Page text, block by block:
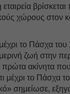
χώρους στον
το Πάσχα
ζωή στην
πρώτα ακίνητα
μέχρι το Πάσχα
σημείωσε,